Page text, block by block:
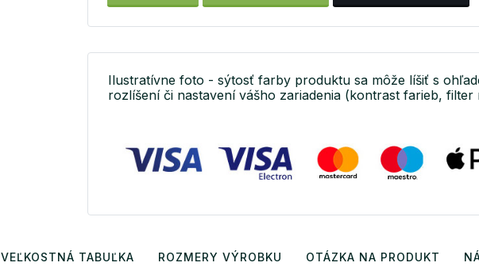
Ilustratívne foto - sýtosť farby produktu sa môže líšiť s
rozlíšení či nastavení vášho zariadenia (kontrast farieb, filter
VEĽKOSTNÁ TABUĽKA ROZMERY VÝROBKU OTÁZKA NA PRODUKT